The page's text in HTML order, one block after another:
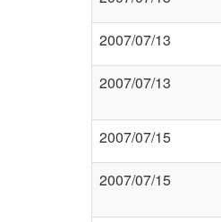
2007/07/13
2007/07/13
2007/07/15
2007/07/15